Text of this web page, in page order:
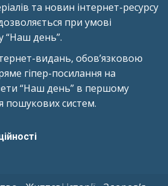
та новин інтернет-ресурсу
при умові
“Наш день”.
видань, обов’язковою
гіпер-посилання на
“Наш день” в першому
пошукових систем.